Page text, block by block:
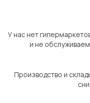
У нас нет
и не
Производство и